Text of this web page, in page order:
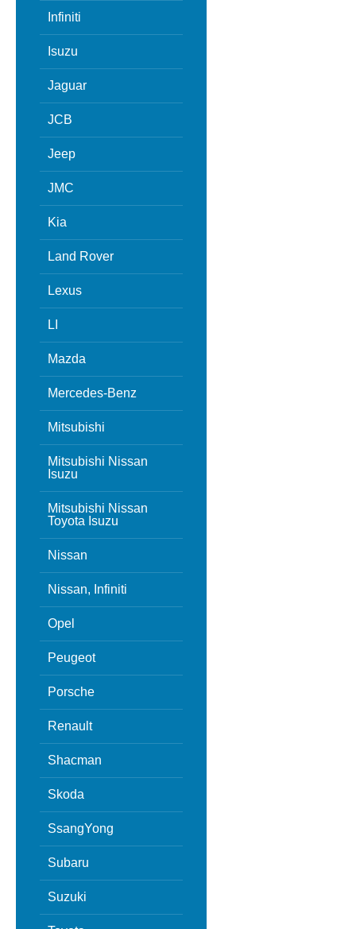
Infiniti
Isuzu
Jaguar
JCB
Jeep
JMC
Kia
Land Rover
Lexus
LI
Mazda
Mercedes-Benz
Mitsubishi
Mitsubishi Nissan
Isuzu
Mitsubishi Nissan
Toyota Isuzu
Nissan
Nissan, Infiniti
Opel
Peugeot
Porsche
Renault
Shacman
Skoda
SsangYong
Subaru
Suzuki